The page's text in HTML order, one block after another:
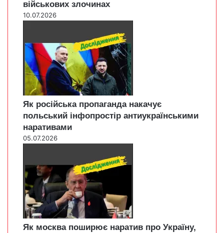
військових злочинах
10.07.2026
Як російська пропаганда накачує
польський інфопростір антиукраїнськими
наративами
05.07.2026
Як москва поширює наратив про Україну,